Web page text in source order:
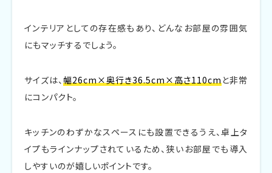
インテリアとしての存在感もあり、どんなお部屋の雰囲気
にもマッチするでしょう。
サイズは、幅26cm×奥行き36.5cm×高さ110cmと非常
にコンパクト。
キッチンのわずかなスペースにも設置できるうえ、卓上タ
イプもラインナップされているため、狭いお部屋でも導入
しやすいのが嬉しいポイントです。